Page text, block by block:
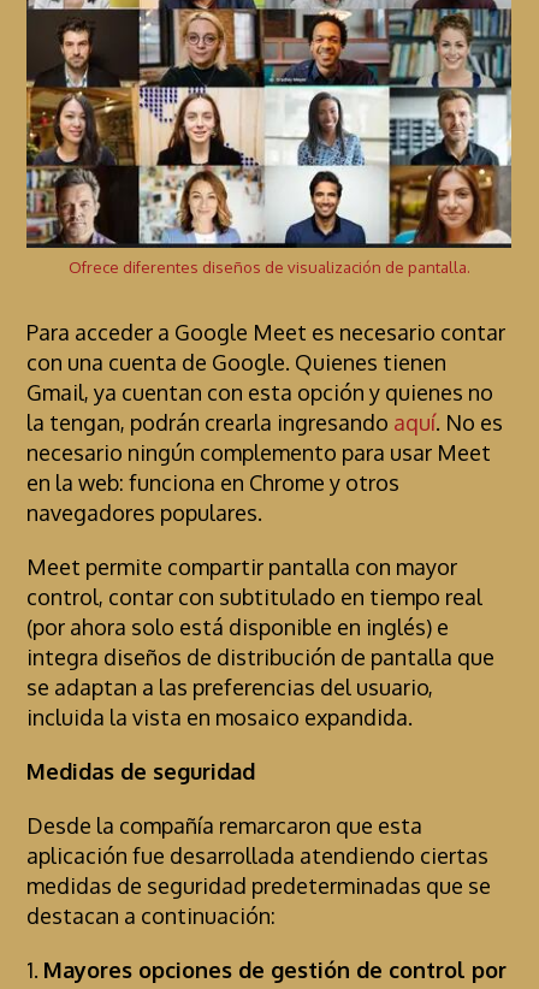
Ofrece diferentes diseños de visualización de pantalla.
Para acceder a Google Meet es necesario contar
con una cuenta de Google. Quienes tienen
Gmail, ya cuentan con esta opción y quienes no
la tengan, podrán crearla ingresando aquí. No es
necesario ningún complemento para usar Meet
en la web: funciona en Chrome y otros
navegadores populares.
Meet permite compartir pantalla con mayor
control, contar con subtitulado en tiempo real
(por ahora solo está disponible en inglés) e
integra diseños de distribución de pantalla que
se adaptan a las preferencias del usuario,
incluida la vista en mosaico expandida.
Medidas de seguridad
Desde la compañía remarcaron que esta
aplicación fue desarrollada atendiendo ciertas
medidas de seguridad predeterminadas que se
destacan a continuación:
1. Mayores opciones de gestión de control por